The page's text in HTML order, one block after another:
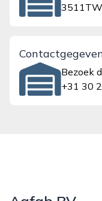
Bezoek
+31 30